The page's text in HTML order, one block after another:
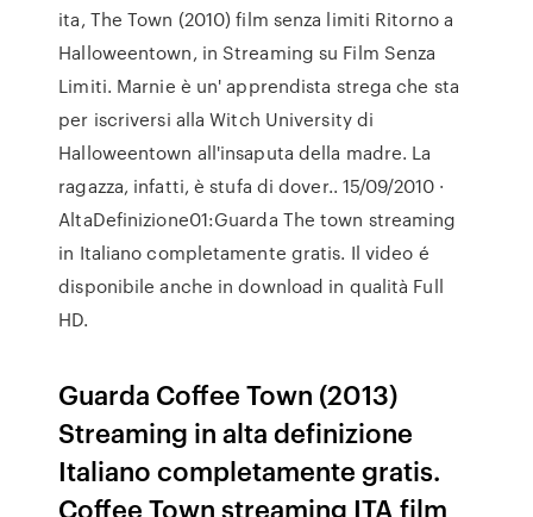
ita, The Town (2010) film senza limiti Ritorno a
Halloweentown, in Streaming su Film Senza
Limiti. Marnie è un' apprendista strega che sta
per iscriversi alla Witch University di
Halloweentown all'insaputa della madre. La
ragazza, infatti, è stufa di dover.. 15/09/2010 ·
AltaDefinizione01:Guarda The town streaming
in Italiano completamente gratis. Il video é
disponibile anche in download in qualità Full
HD.
Guarda Coffee Town (2013)
Streaming in alta definizione
Italiano completamente gratis.
Coffee Town streaming ITA film